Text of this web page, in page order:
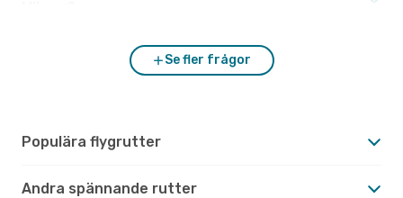
Se fler frågor
Populära flygrutter
Andra spännande rutter